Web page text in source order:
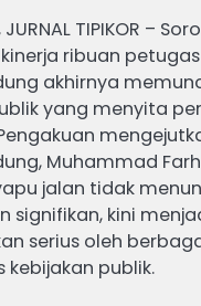
JURNAL TIPIKOR –
ribuan
akhirnya
yang menyita
Muhammad
jalan tidak
signifikan, kini
serius oleh
kebijakan publik.